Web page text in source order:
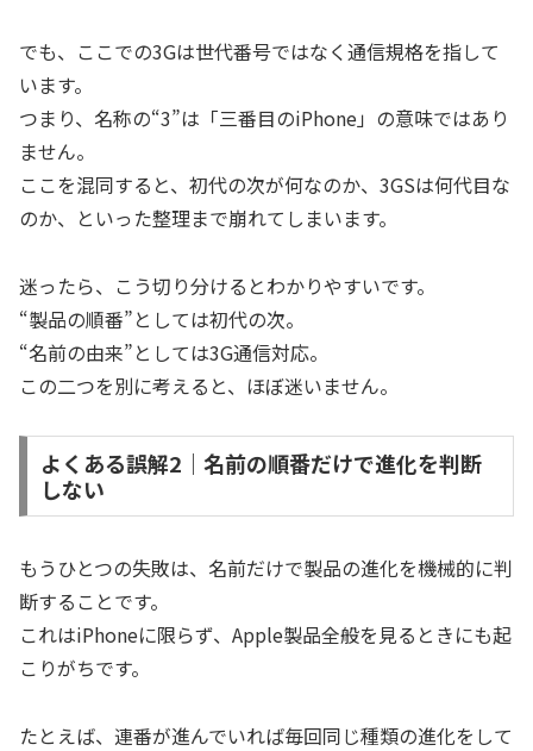
でも、ここでの3Gは世代番号ではなく通信規格を指して
います。
つまり、名称の“3”は「三番目のiPhone」の意味ではあり
ません。
ここを混同すると、初代の次が何なのか、3GSは何代目な
のか、といった整理まで崩れてしまいます。
迷ったら、こう切り分けるとわかりやすいです。
“製品の順番”としては初代の次。
“名前の由来”としては3G通信対応。
この二つを別に考えると、ほぼ迷いません。
よくある誤解2｜名前の順番だけで進化を判断
しない
もうひとつの失敗は、名前だけで製品の進化を機械的に判
断することです。
これはiPhoneに限らず、Apple製品全般を見るときにも起
こりがちです。
たとえば、連番が進んでいれば毎回同じ種類の進化をして